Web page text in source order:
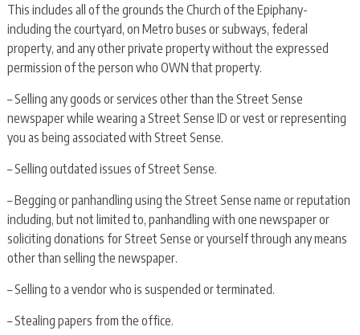
This includes all of the grounds the Church of the Epiphany-
including the courtyard, on Metro buses or subways, federal
property, and any other private property without the expressed
permission of the person who OWN that property.
– Selling any goods or services other than the Street Sense
newspaper while wearing a Street Sense ID or vest or representing
you as being associated with Street Sense.
– Selling outdated issues of Street Sense.
– Begging or panhandling using the Street Sense name or reputation
including, but not limited to, panhandling with one newspaper or
soliciting donations for Street Sense or yourself through any means
other than selling the newspaper.
– Selling to a vendor who is suspended or terminated.
– Stealing papers from the office.